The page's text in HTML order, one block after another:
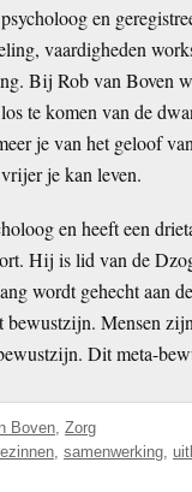
en
vaardigheden
Bij Rob van Boven
te komen van de
je van het geloof
je kan leven.
en heeft een
Hij is lid van de
wordt gehecht aan
Mensen
Dit meta-
Boven, Zorg
, samenwerking,